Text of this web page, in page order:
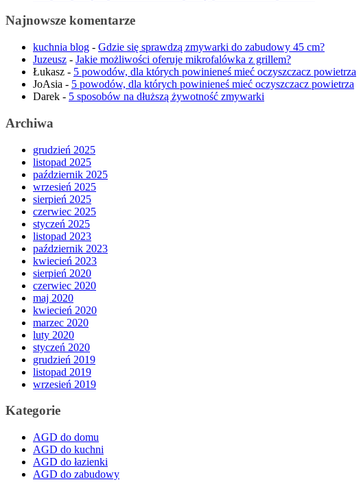
Najnowsze komentarze
kuchnia blog - Gdzie się sprawdzą zmywarki do zabudowy 45 cm?
Juzeusz - Jakie możliwości oferuje mikrofalówka z grillem?
Łukasz - 5 powodów, dla których powinieneś mieć oczyszczacz powietrza
JoAsia - 5 powodów, dla których powinieneś mieć oczyszczacz powietrza
Darek - 5 sposobów na dłuższą żywotność zmywarki
Archiwa
grudzień 2025
listopad 2025
październik 2025
wrzesień 2025
sierpień 2025
czerwiec 2025
styczeń 2025
listopad 2023
październik 2023
kwiecień 2023
sierpień 2020
czerwiec 2020
maj 2020
kwiecień 2020
marzec 2020
luty 2020
styczeń 2020
grudzień 2019
listopad 2019
wrzesień 2019
Kategorie
AGD do domu
AGD do kuchni
AGD do łazienki
AGD do zabudowy